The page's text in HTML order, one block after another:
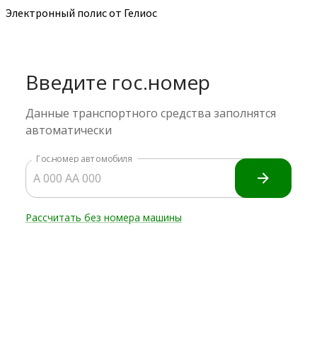
Электронный полис от Гелиос